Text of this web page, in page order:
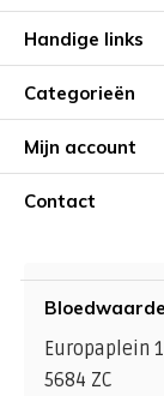
Handige links
Categorieën
Mijn account
Contact
Europaplein 1
5684 ZC